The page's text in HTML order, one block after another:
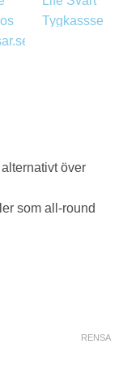
över
som all-round
RENSA